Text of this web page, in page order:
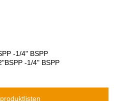
-1/4" BSPP
-1/4" BSPP